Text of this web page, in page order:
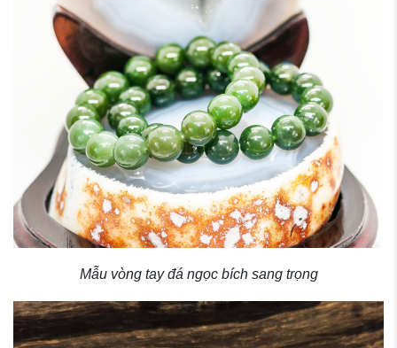
Mẫu vòng tay đá ngọc bích sang trọng